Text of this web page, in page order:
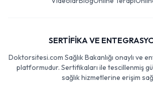
SERTİFİKA VE
Doktorsitesi.com Sağlık Bakanlığı onaylı ve
platformudur. Sertifikaları ile tescillenmiş
sağlık hizmetlerine erişim